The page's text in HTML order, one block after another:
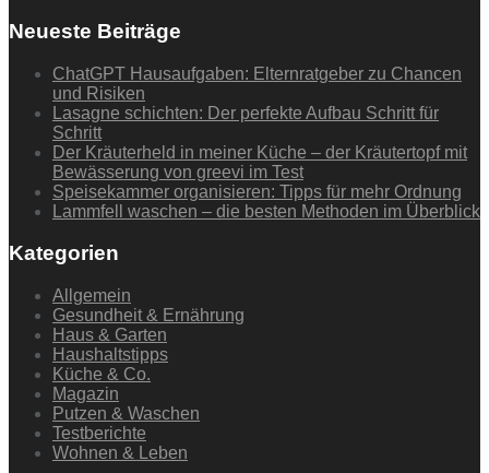
Neueste Beiträge
ChatGPT Hausaufgaben: Elternratgeber zu Chancen
und Risiken
Lasagne schichten: Der perfekte Aufbau Schritt für
Schritt
Der Kräuterheld in meiner Küche – der Kräutertopf mit
Bewässerung von greevi im Test
Speisekammer organisieren: Tipps für mehr Ordnung
Lammfell waschen – die besten Methoden im Überblick
Kategorien
Allgemein
Gesundheit & Ernährung
Haus & Garten
Haushaltstipps
Küche & Co.
Magazin
Putzen & Waschen
Testberichte
Wohnen & Leben